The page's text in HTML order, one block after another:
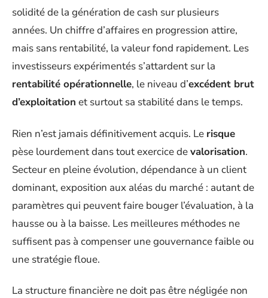
solidité de la génération de cash sur plusieurs
années. Un chiffre d’affaires en progression attire,
mais sans rentabilité, la valeur fond rapidement. Les
investisseurs expérimentés s’attardent sur la
rentabilité opérationnelle, le niveau d’excédent brut
d’exploitation et surtout sa stabilité dans le temps.
Rien n’est jamais définitivement acquis. Le risque
pèse lourdement dans tout exercice devalorisation.
Secteur en pleine évolution, dépendance à un client
dominant, exposition aux aléas du marché : autant de
paramètres qui peuvent faire bouger l’évaluation, à la
hausse ou à la baisse. Les meilleures méthodes ne
suffisent pas à compenser une gouvernance faible ou
une stratégie floue.
La structure financière ne doit pas être négligée non